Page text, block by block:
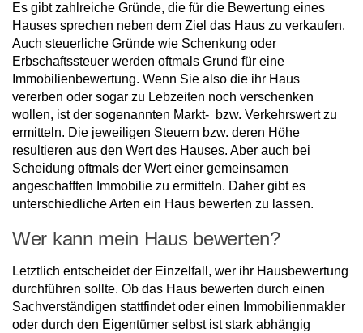
Es gibt zahlreiche Gründe, die für die Bewertung eines
Hauses sprechen neben dem Ziel das Haus zu verkaufen.
Auch steuerliche Gründe wie Schenkung oder
Erbschaftssteuer werden oftmals Grund für eine
Immobilienbewertung. Wenn Sie also die ihr Haus
vererben oder sogar zu Lebzeiten noch verschenken
wollen, ist der sogenannten Markt- bzw. Verkehrswert zu
ermitteln. Die jeweiligen Steuern bzw. deren Höhe
resultieren aus den Wert des Hauses. Aber auch bei
Scheidung oftmals der Wert einer gemeinsamen
angeschafften Immobilie zu ermitteln. Daher gibt es
unterschiedliche Arten ein Haus bewerten zu lassen.
Wer kann mein Haus bewerten?
Letztlich entscheidet der Einzelfall, wer ihr Hausbewertung
durchführen sollte. Ob das Haus bewerten durch einen
Sachverständigen stattfindet oder einen Immobilienmakler
oder durch den Eigentümer selbst ist stark abhängig